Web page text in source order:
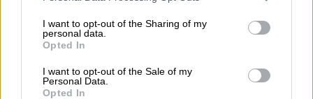
not limited to your visit or usage behaviour. You may click to
grant or deny consent to Google and its third-party tags to
use your data for below specified purposes in below Google
consent section.
I want to opt-out of the Sharing of my
personal data.
Opted In
I want to opt-out of the Sale of my
Personal Data.
Opted In
δύσκολη περίοδο αποκατάστασης.